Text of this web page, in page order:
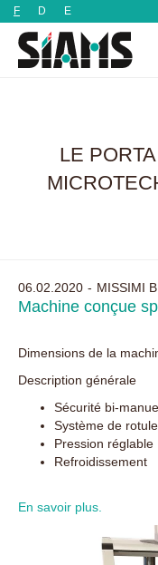
F D E
LE
06.02.2020 MISSIMI
Machine conçue
Dimensions de la
Description générale
Sécurité bi-
Système de
Pression réglable
Refroidissement
En savoir plus.
Panneau de gestion des